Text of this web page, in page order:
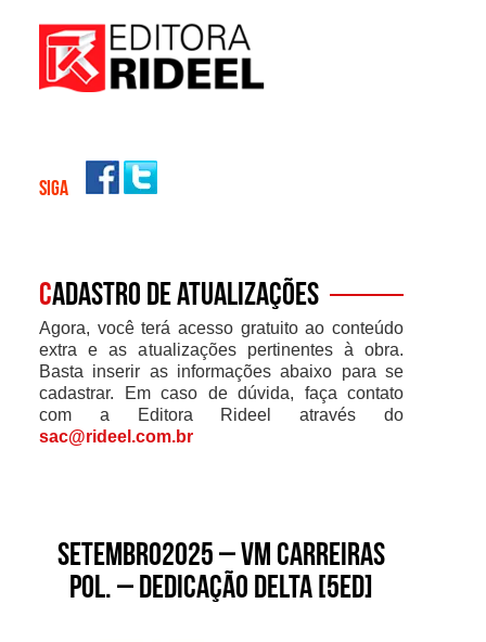
SIGA
Cadastro de atualizações
Agora, você terá acesso gratuito ao conteúdo
extra e as atualizações pertinentes à obra.
Basta inserir as informações abaixo para se
cadastrar. Em caso de dúvida, faça contato
com a Editora Rideel através do
sac@rideel.com.br
Setembro2025 – VM Carreiras
Pol. – Dedicação Delta [5ed]